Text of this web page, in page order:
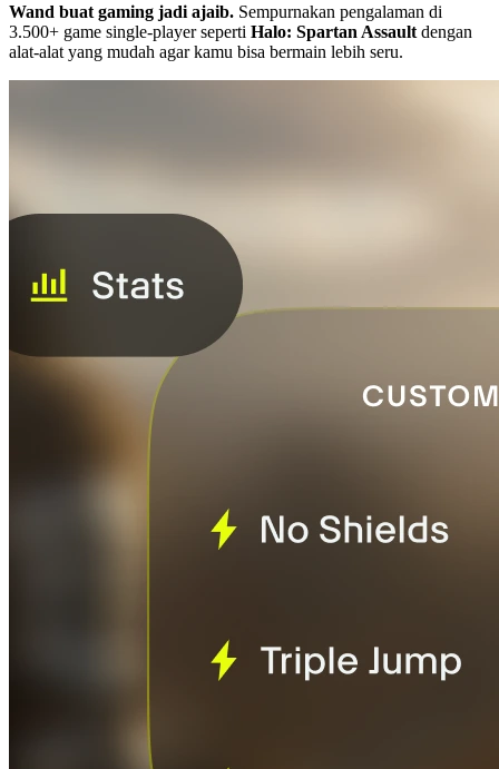
Wand buat gaming jadi ajaib. Sempurnakan pengalaman di
3.500+ game single-player seperti Halo: Spartan Assault dengan
alat-alat yang mudah agar kamu bisa bermain lebih seru.